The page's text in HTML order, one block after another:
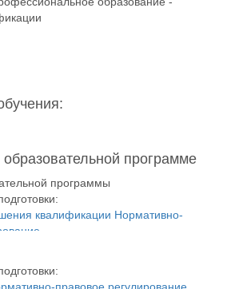
программе
программы
квалификации Нормативно-
Нормативно-правовое